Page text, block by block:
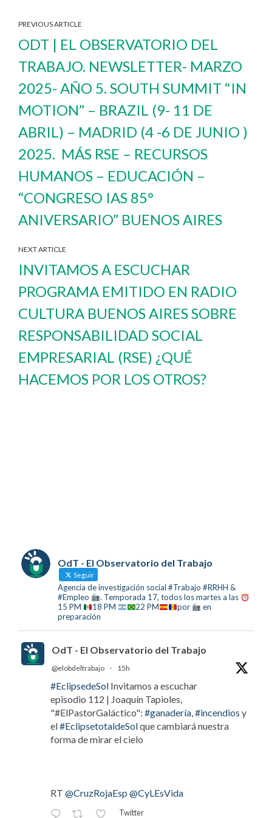
PREVIOUS ARTICLE
ODT | EL OBSERVATORIO DEL
TRABAJO. NEWSLETTER- MARZO
2025- AÑO 5. SOUTH SUMMIT “IN
MOTION” – BRAZIL (9- 11 DE
ABRIL) – MADRID (4 -6 DE JUNIO )
2025. MÁS RSE – RECURSOS
HUMANOS – EDUCACIÓN –
“CONGRESO IAS 85°
ANIVERSARIO” BUENOS AIRES
NEXT ARTICLE
INVITAMOS A ESCUCHAR
PROGRAMA EMITIDO EN RADIO
CULTURA BUENOS AIRES SOBRE
RESPONSABILIDAD SOCIAL
EMPRESARIAL (RSE) ¿QUÉ
HACEMOS POR LOS OTROS?
OdT - El Observatorio del Trabajo
Seguir
Agencia de investigación social #Trabajo #RRHH &
#Empleo
. Temporada 17, todos los martes a las
15 PM
18 PM 22 PM por
en
preparación
OdT - El Observatorio del Trabajo
@elobdeltrabajo · 15h
#EclipsedeSol Invitamos a escuchar
episodio 112 | Joaquín Tapioles,
"#ElPastorGaláctico": #ganadería,#incendios y
el#EclipsetotaldeSolque cambiará nuestra
forma de mirar el cielo
RT @CruzRojaEsp @CyLEsVida
Twitter